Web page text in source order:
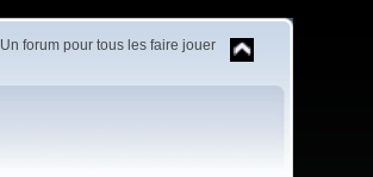
Un forum pour tous les faire jouer